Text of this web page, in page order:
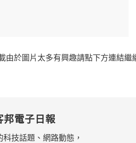
由於圖片太多有興趣請點下方連結繼
邦電子日報
科技話題、網路動態，